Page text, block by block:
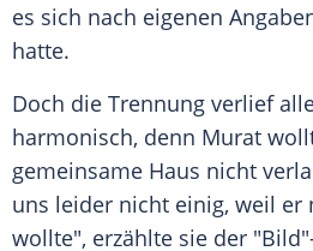
es sich nach eigenen
hatte.
Doch die Trennung verlief
harmonisch, denn Murat
gemeinsame Haus nicht
uns leider nicht einig, weil er
wollte", erzählte sie der